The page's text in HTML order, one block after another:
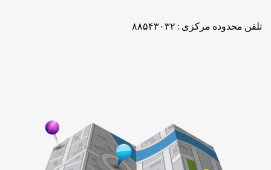
تلفن محدوده مرکزی : ۸۸۵۴۳۰۳۲